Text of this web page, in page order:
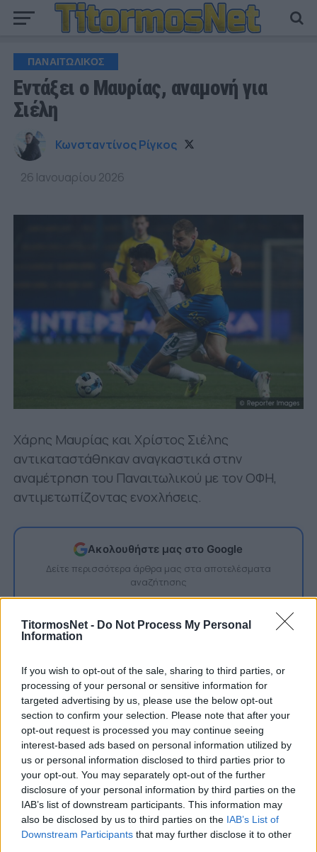
TitormosNet - Do Not Process My Personal
Information
If you wish to opt-out of the sale, sharing to third parties, or
processing of your personal or sensitive information for
targeted advertising by us, please use the below opt-out
section to confirm your selection. Please note that after your
opt-out request is processed you may continue seeing
interest-based ads based on personal information utilized by
us or personal information disclosed to third parties prior to
your opt-out. You may separately opt-out of the further
disclosure of your personal information by third parties on the
IAB’s list of downstream participants. This information may
also be disclosed by us to third parties on the IAB’s List of
Downstream Participants that may further disclose it to other
ΠΑΝΑΙΤΩΛΙΚΟΣ
Εντάξει ο Μαυρίας, αναμονή για
Σιέλη
Κωνσταντίνος Ρίγκος
26 Ιανουαρίου 2026
Χάρης Μαυρίας και Χρίστος Σιέλης
αντικαταστάθηκαν αναγκαστικά στην
αναμέτρηση του Παναιτωλικού με τον ΟΦΗ,
αντιμετωπίζοντας ενοχλήσεις.
Ακολουθήστε μας στο Google
Δείτε περισσότερα άρθρα μας στα αποτελέσματα
αναζήτησης
Με την επιστροφή της ομάδας στο Αγρίνιο
σήμερα υπήρξε και μία πρώτη εικόνα
αναφορικά με την κατάσταση των δύο
ποδοσφαιριστών, ενόψει και της πολύ
σημαντικής αναμέτρησης με τον Άρη.
Σε ότι αφορά τον Χάρη Μαυρία η κατάστασή
του δεν εμπνέει ανησυχία. Ο έμπειρος μπακ
ταλαιπωρήθηκε από κράμπες, ως εκ τούτου
δεν προκύπτει κάτι σοβαρό.